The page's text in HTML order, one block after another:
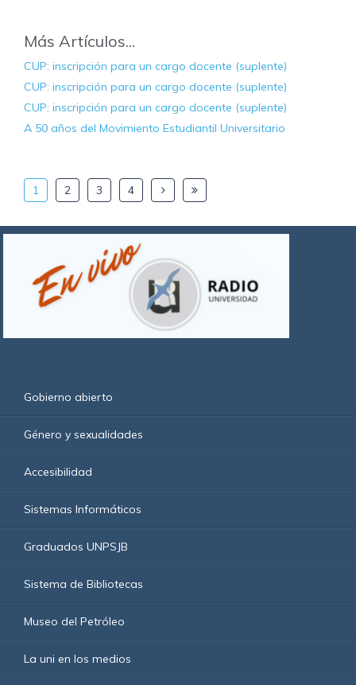
Más Artículos...
CUP: inscripción para un cargo docente (suplente)
CUP: inscripción para un cargo docente (suplente)
CUP: inscripción para un cargo docente (suplente)
A 50 años del Movimiento Estudiantil Universitario
1 2 3 4
Gobierno abierto
Género y sexualidades
Accesibilidad
Sistemas Informáticos
Graduados UNPSJB
Sistema de Bibliotecas
Museo del Petróleo
La uni en los medios